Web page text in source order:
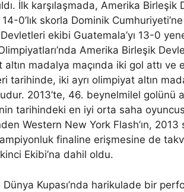
İlk karşılaşmada, Amerika Birleşik
0’lık skorla Dominik Cumhuriyeti’ne
ekibi Guatemala’yı 13-0
Amerika Birleşik
madalya maçında iki gol attı ve
tarihinde, iki ayrı olimpiyat altın
2013’te, 46. beynelmilel golünü
tarihindeki en iyi orta saha
Western New York Flash’ın,
finaline erişmesine de
Ekibi’na dahil oldu.
Kupası’nda harikulade bir